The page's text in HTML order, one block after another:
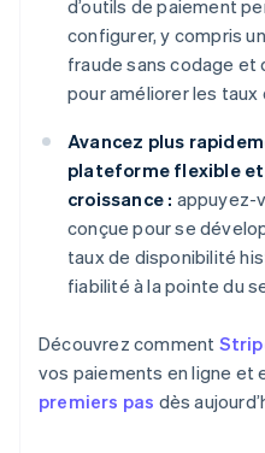
d’outils de paiement
configurer, y compris
fraude sans codage et
pour améliorer les taux
Avancez plus
plateforme flexible
croissance : appuyez-
conçue pour se
taux de disponibilité
fiabilité à la pointe du
Découvrez comment
vos paiements en ligne et
premiers pas dès